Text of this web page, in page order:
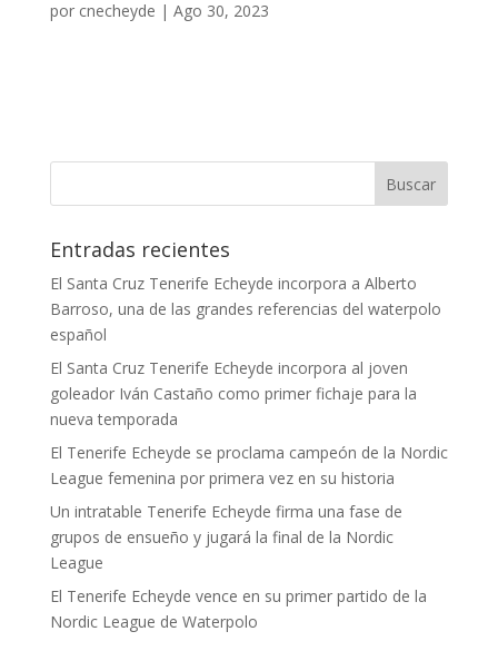
por cnecheyde | Ago 30, 2023
Entradas recientes
El Santa Cruz Tenerife Echeyde incorpora a Alberto
Barroso, una de las grandes referencias del waterpolo
español
El Santa Cruz Tenerife Echeyde incorpora al joven
goleador Iván Castaño como primer fichaje para la
nueva temporada
El Tenerife Echeyde se proclama campeón de la Nordic
League femenina por primera vez en su historia
Un intratable Tenerife Echeyde firma una fase de
grupos de ensueño y jugará la final de la Nordic
League
El Tenerife Echeyde vence en su primer partido de la
Nordic League de Waterpolo